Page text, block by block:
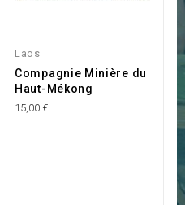
Laos
Compagnie Minière du
Haut-Mékong
15,00 €